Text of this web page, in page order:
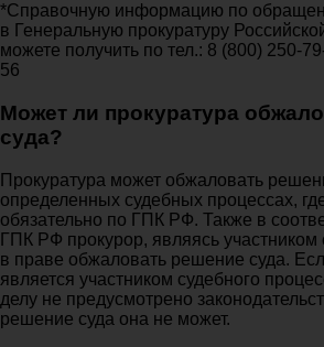
*Справочную информацию по
в Генеральную прокуратуру
можете получить по тел.: 8 (800) 250-
56
Может ли прокуратура
суда?
Прокуратура может обжаловать
определенных судебных процессах,
обязательно по ГПК РФ. Также в
ГПК РФ прокурор, являясь участником
в праве обжаловать решение суда.
является участником судебного
делу не предусмотрено
решение суда она не может.